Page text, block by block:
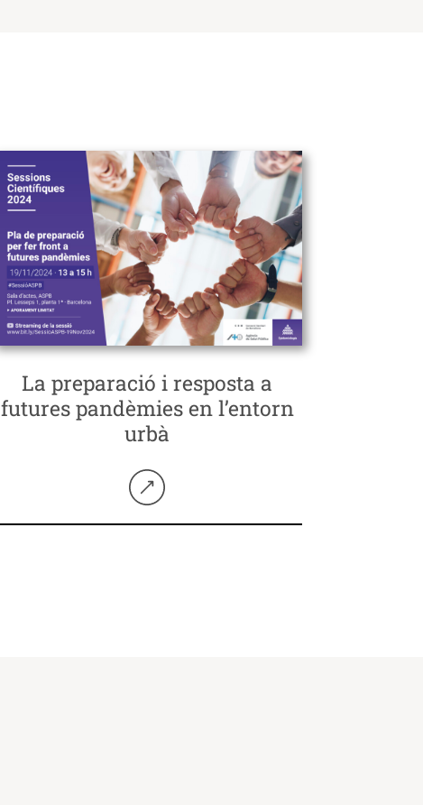
La preparació i resposta a
futures pandèmies en l’entorn
urbà